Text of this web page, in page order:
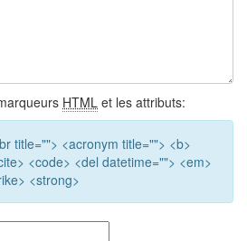
HTML et les attributs:
title=""> <acronym title=""> <b>
<code> <del datetime=""> <em>
<strong>